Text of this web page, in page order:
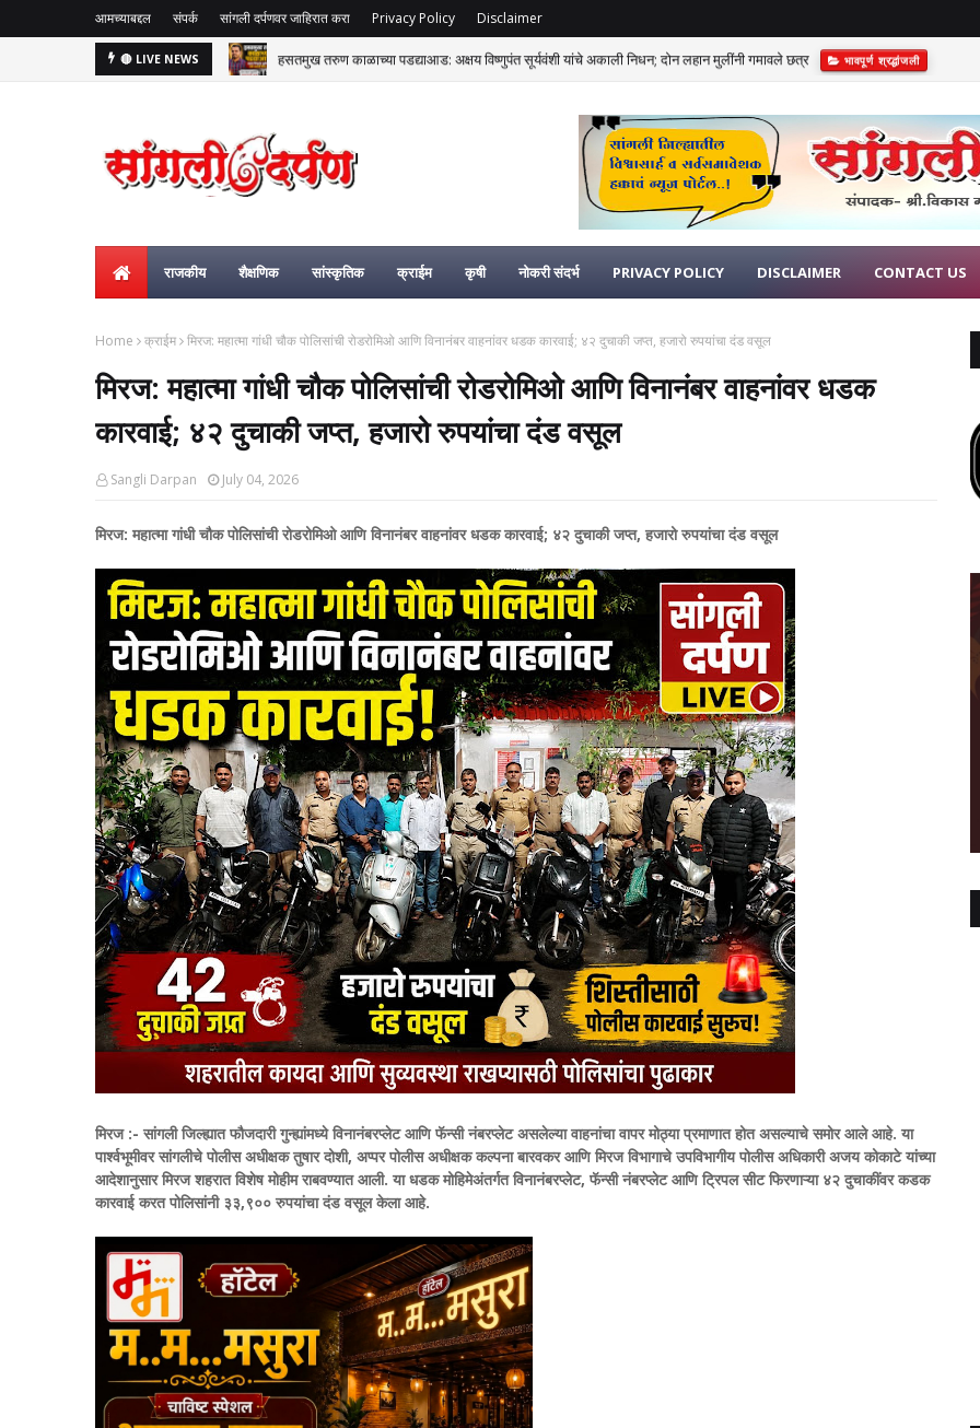
आमच्याबद्दल संपर्क सांगली दर्पणवर जाहिरात करा Privacy Policy Disclaimer
🔴 LIVE NEWS हसतमुख तरुण काळाच्या पडद्याआड: अक्षय विष्णुपंत सूर्यवंशी यांचे अकाली निधन; दोन लहान मुलींनी गमावले छत्र भावपूर्ण श्रद्धांजली
राजकीय शैक्षणिक सांस्कृतिक क्राईम कृषी नोकरी संदर्भ PRIVACY POLICY DISCLAIMER CONTACT US
Home क्राईम मिरज: महात्मा गांधी चौक पोलिसांची रोडरोमिओ आणि विनानंबर वाहनांवर धडक कारवाई; ४२ दुचाकी जप्त, हजारो रुपयांचा दंड वसूल​
मिरज: महात्मा गांधी चौक पोलिसांची रोडरोमिओ आणि विनानंबर वाहनांवर धडक
कारवाई; ४२ दुचाकी जप्त, हजारो रुपयांचा दंड वसूल​
Sangli Darpan July 04, 2026
मिरज: महात्मा गांधी चौक पोलिसांची रोडरोमिओ आणि विनानंबर वाहनांवर धडक कारवाई; ४२ दुचाकी जप्त, हजारो रुपयांचा दंड वसूल
मिरज :- सांगली जिल्ह्यात फौजदारी गुन्ह्यांमध्ये विनानंबरप्लेट आणि फॅन्सी नंबरप्लेट असलेल्या वाहनांचा वापर मोठ्या प्रमाणात होत असल्याचे समोर आले आहे. या
पार्श्वभूमीवर सांगलीचे पोलीस अधीक्षक तुषार दोशी, अप्पर पोलीस अधीक्षक कल्पना बारवकर आणि मिरज विभागाचे उपविभागीय पोलीस अधिकारी अजय कोकाटे यांच्या
आदेशानुसार मिरज शहरात विशेष मोहीम राबवण्यात आली. या धडक मोहिमेअंतर्गत विनानंबरप्लेट, फॅन्सी नंबरप्लेट आणि ट्रिपल सीट फिरणाऱ्या ४२ दुचाकींवर कडक
कारवाई करत पोलिसांनी ३३,९०० रुपयांचा दंड वसूल केला आहे.